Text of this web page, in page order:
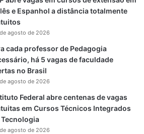
e Espanhol a distância totalmente
agosto de 2026
cada professor de Pedagogia
há 5 vagas de faculdade
no Brasil
agosto de 2026
Federal abre centenas de vagas
em Cursos Técnicos Integrados
Tecnologia
agosto de 2026